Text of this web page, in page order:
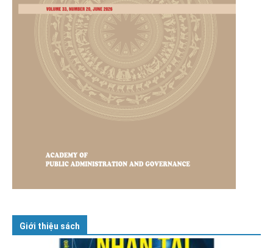
Giới thiệu sách